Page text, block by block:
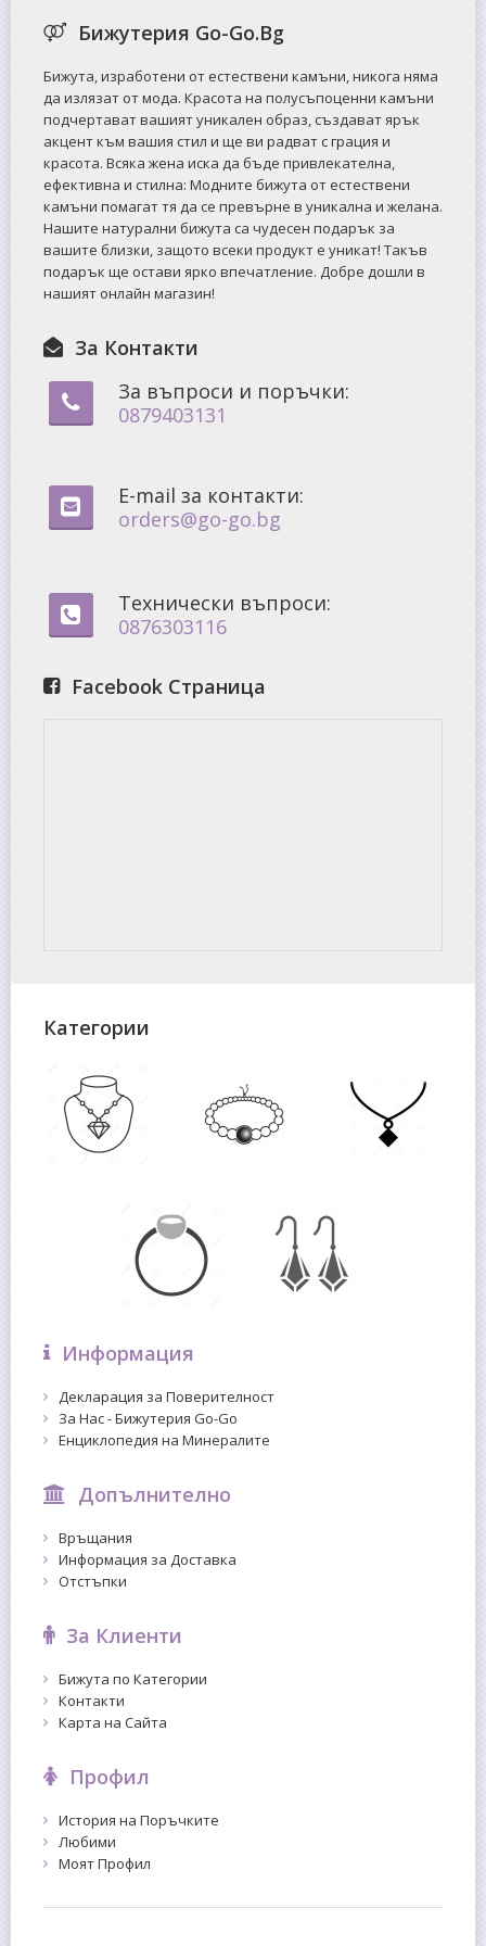
Бижутерия Go-Go.Bg
Бижута, изработени от естествени камъни, никога няма
да излязат от мода. Красота на полусъпоценни камъни
подчертават вашият уникален образ, създават ярък
акцент към вашия стил и ще ви радват с грация и
красота. Всяка жена иска да бъде привлекателна,
ефективна и стилна: Mодните бижута от естествени
камъни помагат тя да се превърне в уникална и желана.
Нашите натурални бижута са чудесен подарък за
вашите близки, защото всеки продукт е уникат! Такъв
подарък ще остави ярко впечатление. Добре дошли в
нашият онлайн магазин!
За Контакти
За въпроси и поръчки:
0879403131
E-mail за контакти:
orders@go-go.bg
Технически въпроси:
0876303116
Facebook Страница
Категории
Информация
Декларация за Поверителност
За Нас - Бижутерия Go-Go
Енциклопедия на Минералите
Допълнително
Връщания
Информация за Доставка
Отстъпки
За Клиенти
Бижута по Категории
Контакти
Карта на Сайта
Профил
История на Поръчките
Любими
Моят Профил